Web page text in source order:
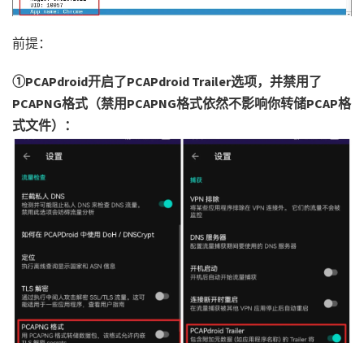
前提：
①PCAPdroid开启了PCAPdroid Trailer选项，并禁用了
PCAPNG格式（禁用PCAPNG格式依然不影响你转储PCAP格
式文件）：